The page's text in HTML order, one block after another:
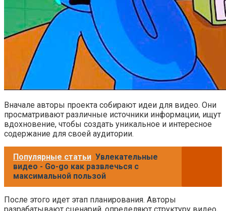
Вначале авторы проекта собирают идеи для видео. Они
просматривают различные источники информации, ищут
вдохновение, чтобы создать уникальное и интересное
содержание для своей аудитории.
Популярные статьи Увлекательные
видео - Go-go как развлечься с
максимальной пользой
После этого идет этап планирования. Авторы
разрабатывают сценарий, определяют структуру видео,